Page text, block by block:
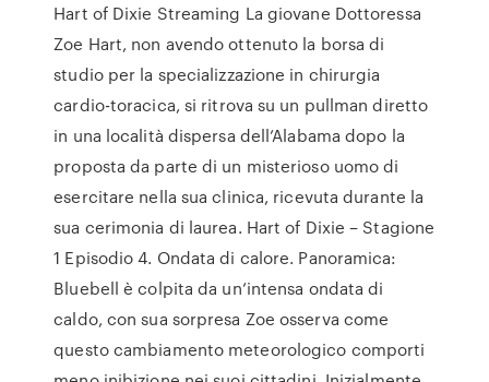
Hart of Dixie Streaming La giovane Dottoressa
Zoe Hart, non avendo ottenuto la borsa di
studio per la specializzazione in chirurgia
cardio-toracica, si ritrova su un pullman diretto
in una località dispersa dell’Alabama dopo la
proposta da parte di un misterioso uomo di
esercitare nella sua clinica, ricevuta durante la
sua cerimonia di laurea. Hart of Dixie – Stagione
1 Episodio 4. Ondata di calore. Panoramica:
Bluebell è colpita da un’intensa ondata di
caldo, con sua sorpresa Zoe osserva come
questo cambiamento meteorologico comporti